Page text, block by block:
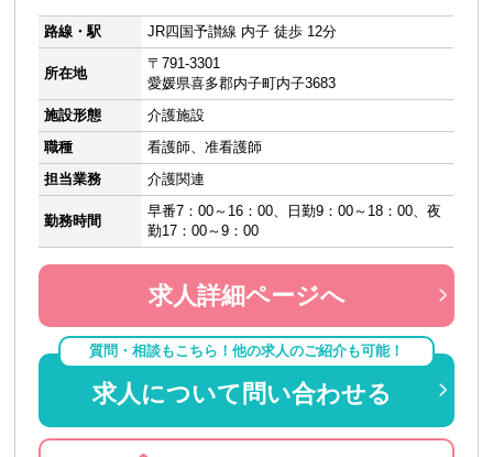
路線・駅 JR四国予讃線 内子 徒歩 12分
所在地
〒791-3301
愛媛県喜多郡内子町内子3683
施設形態
介護施設
職種
看護師、准看護師
担当業務
介護関連
勤務時間
早番7：00～16：00、日勤9：00～18：00、夜
勤17：00～9：00
求人詳細ページへ
質問・相談もこちら！他の求人のご紹介も可能！
求人について問い合わせる